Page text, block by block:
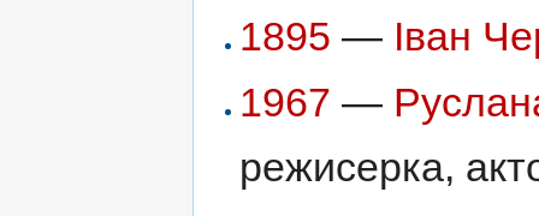
1895 — Іван
1967 —
режисерка,